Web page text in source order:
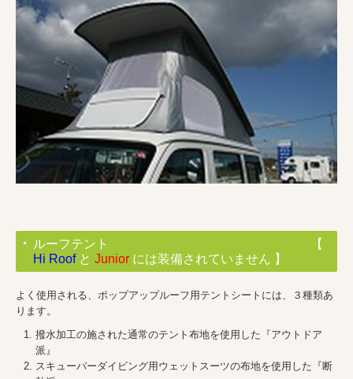
ルーフテント 【
Hi Roof と Junior には装備されていません 】
よく使用される、ポップアップルーフ用テントシートには、３種類あ
ります。
撥水加工の施された通常のテント布地を使用した『アウトドア
派』
スキューバーダイビング用ウェットスーツの布地を使用した『断